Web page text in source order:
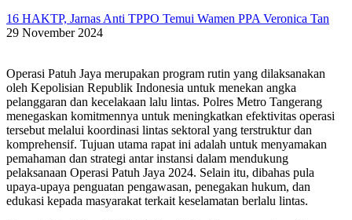
16 HAKTP, Jarnas Anti TPPO Temui Wamen PPA Veronica Tan
29 November 2024
Operasi Patuh Jaya merupakan program rutin yang dilaksanakan
oleh Kepolisian Republik Indonesia untuk menekan angka
pelanggaran dan kecelakaan lalu lintas. Polres Metro Tangerang
menegaskan komitmennya untuk meningkatkan efektivitas operasi
tersebut melalui koordinasi lintas sektoral yang terstruktur dan
komprehensif. Tujuan utama rapat ini adalah untuk menyamakan
pemahaman dan strategi antar instansi dalam mendukung
pelaksanaan Operasi Patuh Jaya 2024. Selain itu, dibahas pula
upaya-upaya penguatan pengawasan, penegakan hukum, dan
edukasi kepada masyarakat terkait keselamatan berlalu lintas.